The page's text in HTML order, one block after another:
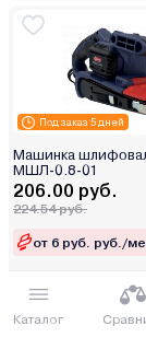
Каталог
Под заказ 5 дней
Машинка
МШЛ-0.8-01
206.00 руб.
224.54 руб.
от 6 руб. руб./
Купить